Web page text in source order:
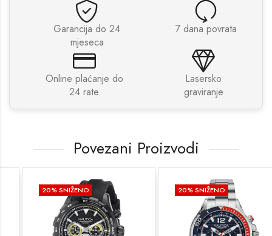
Garancija do 24
mjeseca
7 dana povrata
Online plaćanje do
24 rate
Lasersko
graviranje
Povezani Proizvodi
% SNIŽENO % SNIŽENO